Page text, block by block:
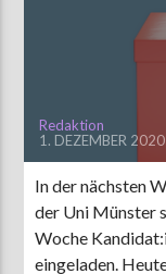
Redaktion
1. DEZEMBER 2020
In der nächsten
der Uni Münster
Woche
eingeladen.